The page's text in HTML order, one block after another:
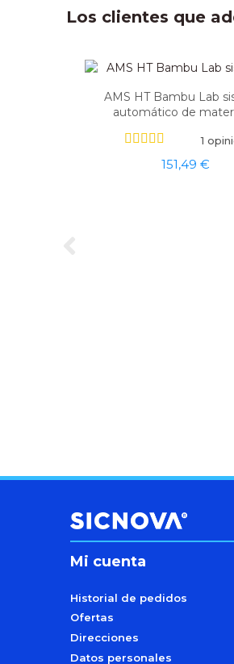
Los clientes que
AMS HT Bambu Lab
automático de
1
151,49 €
Mi cuenta
Historial de pedidos
Ofertas
Direcciones
Datos personales